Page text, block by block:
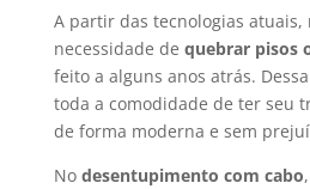
A partir das tecnologias atuais,
necessidade de quebrar pisos
feito a alguns anos atrás.
toda a comodidade de ter seu
de forma moderna e sem
No desentupimento com cabo